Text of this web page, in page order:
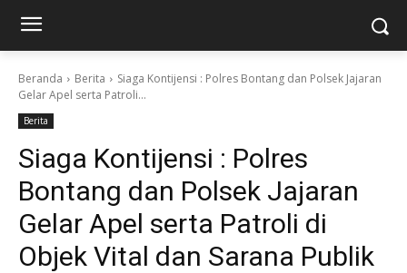
Beranda Berita
Siaga Kontijensi : Polres Bontang dan Polsek Jajaran
Gelar Apel serta Patroli...
Berita
Siaga Kontijensi : Polres
Bontang dan Polsek Jajaran
Gelar Apel serta Patroli di
Objek Vital dan Sarana Publik